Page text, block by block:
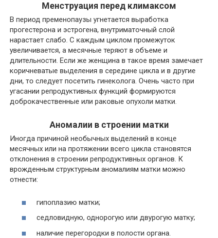
Менструация перед климаксом
В период пременопаузы угнетается выработка
прогестерона и эстрогена, внутриматочный слой
нарастает слабо. С каждым циклом промежуток
увеличивается, а месячные теряют в объеме и
длительности. Если же женщина в такое время замечает
коричневатые выделения в середине цикла и в другие
дни, то следует посетить гинеколога. Очень часто при
угасании репродуктивных функций формируются
доброкачественные или раковые опухоли матки.
Аномалии в строении матки
Иногда причиной необычных выделений в конце
месячных или на протяжении всего цикла становятся
отклонения в строении репродуктивных органов. К
врожденным структурным аномалиям матки можно
отнести:
гипоплазию матки;
седловидную, однорогую или двурогую матку;
наличие перегородки в полости органа.